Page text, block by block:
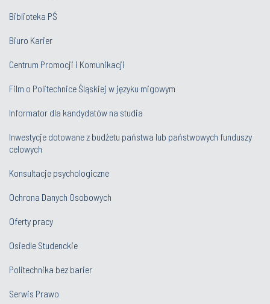
Biblioteka PŚ
Biuro Karier
Centrum Promocji i Komunikacji
Film o Politechnice Śląskiej w języku migowym
Informator dla kandydatów na studia
Inwestycje dotowane z budżetu państwa lub państwowych funduszy
celowych
Konsultacje psychologiczne
Ochrona Danych Osobowych
Oferty pracy
Osiedle Studenckie
Politechnika bez barier
Serwis Prawo